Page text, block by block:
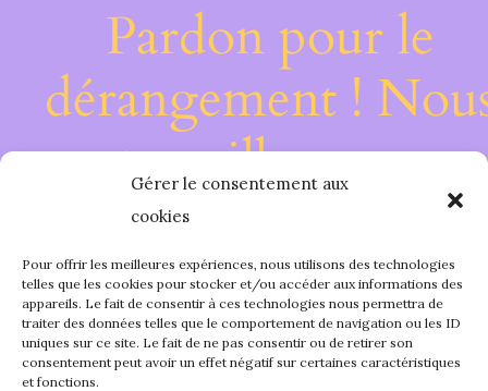
Gérer le consentement aux
cookies
Pour offrir les meilleures expériences, nous utilisons des technologies
telles que les cookies pour stocker et/ou accéder aux informations des
appareils. Le fait de consentir à ces technologies nous permettra de
traiter des données telles que le comportement de navigation ou les ID
uniques sur ce site. Le fait de ne pas consentir ou de retirer son
consentement peut avoir un effet négatif sur certaines caractéristiques
et fonctions.
Pardon pour le
dérangement !
travaillons sur
quelque chose de
fantastique –
bientôt !